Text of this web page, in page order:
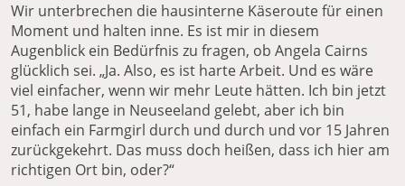
Wir unterbrechen die hausinterne Käseroute für einen
Moment und halten inne. Es ist mir in diesem
Augenblick ein Bedürfnis zu fragen, ob Angela Cairns
glücklich sei. „Ja. Also, es ist harte Arbeit. Und es wäre
viel einfacher, wenn wir mehr Leute hätten. Ich bin jetzt
51, habe lange in Neuseeland gelebt, aber ich bin
einfach ein Farmgirl durch und durch und vor 15 Jahren
zurückgekehrt. Das muss doch heißen, dass ich hier am
richtigen Ort bin, oder?“